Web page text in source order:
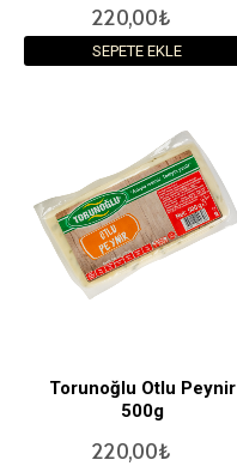
220,00₺
SEPETE EKLE
Torunoğlu Otlu Peynir
500g
220,00₺